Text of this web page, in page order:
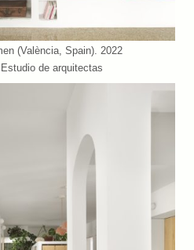
(València, Spain). 2022
de arquitectas